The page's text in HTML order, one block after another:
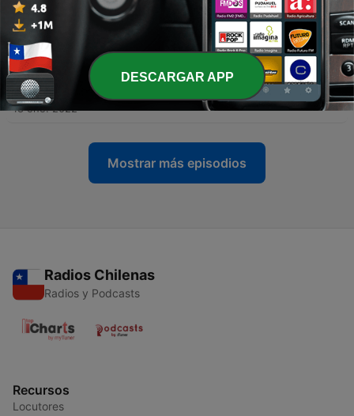
19 ene. 2022
Al que cree todo le es posible - Marcos 9:23
18 ene. 2022
3 - El Endemoniado Gadareno.
18 ene. 2022
Mostrar más episodios
Radios Chilenas
Radios y Podcasts
Recursos
Locutores
DESCARGAR APP